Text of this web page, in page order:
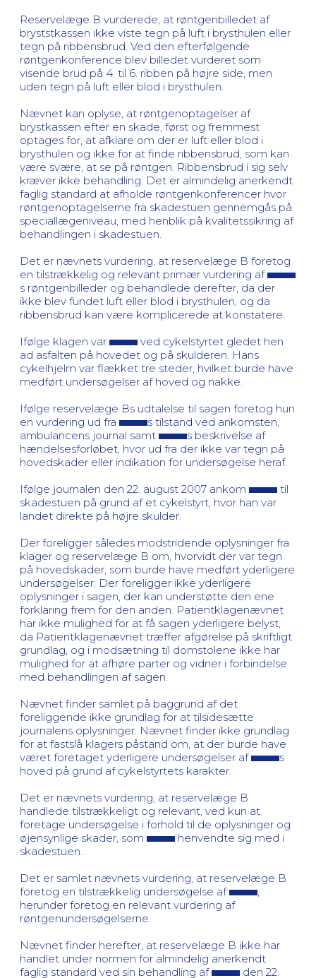
Reservelæge B vurderede, at røntgenbilledet af
bryststkassen ikke viste tegn på luft i brysthulen eller
tegn på ribbensbrud. Ved den efterfølgende
røntgenkonference blev billedet vurderet som
visende brud på 4. til 6. ribben på højre side, men
uden tegn på luft eller blod i brysthulen.
Nævnet kan oplyse, at røntgenoptagelser af
brystkassen efter en skade, først og fremmest
optages for, at afklare om der er luft eller blod i
brysthulen og ikke for at finde ribbensbrud, som kan
være svære, at se på røntgen. Ribbensbrud i sig selv
kræver ikke behandling. Det er almindelig anerkendt
faglig standard at afholde røntgenkonferencer hvor
røntgenoptagelserne fra skadestuen gennemgås på
speciallægeniveau, med henblik på kvalitetssikring af
behandlingen i skadestuen.
Det er nævnets vurdering, at reservelæge B foretog
en tilstrækkelig og relevant primær vurdering af
s røntgenbilleder og behandlede derefter, da der
ikke blev fundet luft eller blod i brysthulen, og da
ribbensbrud kan være komplicerede at konstatere.
Ifølge klagen var
ved cykelstyrtet gledet hen
ad asfalten på hovedet og på skulderen. Hans
cykelhjelm var flækket tre steder, hvilket burde have
medført undersøgelser af hoved og nakke.
Ifølge reservelæge Bs udtalelse til sagen foretog hun
en vurdering ud fra
s tilstand ved ankomsten,
ambulancens journal samt
s beskrivelse af
hændelsesforløbet, hvor ud fra der ikke var tegn på
hovedskader eller indikation for undersøgelse heraf.
Ifølge journalen den 22. august 2007 ankom
til
skadestuen på grund af et cykelstyrt, hvor han var
landet direkte på højre skulder.
Der foreligger således modstridende oplysninger fra
klager og reservelæge B om, hvorvidt der var tegn
på hovedskader, som burde have medført yderligere
undersøgelser. Der foreligger ikke yderligere
oplysninger i sagen, der kan understøtte den ene
forklaring frem for den anden. Patientklagenævnet
har ikke mulighed for at få sagen yderligere belyst,
da Patientklagenævnet træffer afgørelse på skriftligt
grundlag, og i modsætning til domstolene ikke har
mulighed for at afhøre parter og vidner i forbindelse
med behandlingen af sagen.
Nævnet finder samlet på baggrund af det
foreliggende ikke grundlag for at tilsidesætte
journalens oplysninger. Nævnet finder ikke grundlag
for at fastslå klagers påstand om, at der burde have
været foretaget yderligere undersøgelser af
s
hoved på grund af cykelstyrtets karakter.
Det er nævnets vurdering, at reservelæge B
handlede tilstrækkeligt og relevant, ved kun at
foretage undersøgelse i forhold til de oplysninger og
øjensynlige skader, som
henvendte sig med i
skadestuen.
Det er samlet nævnets vurdering, at reservelæge B
foretog en tilstrækkelig undersøgelse af
herunder foretog en relevant vurdering af
røntgenundersøgelserne.
Nævnet finder herefter, at reservelæge B ikke har
handlet under normen for almindelig anerkendt
faglig standard ved sin behandling af
den 22.